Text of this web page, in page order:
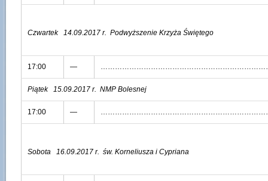
Czwartek 14.09.2017 r. Podwyższenie Krzyża Świętego
17:00 —
Piątek 15.09.2017 r. NMP Bolesnej
17:00 —
Sobota 16.09.2017 r. św. Korneliusza i Cypriana